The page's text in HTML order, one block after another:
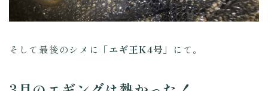
そして最後のシメに 「エギ王K4号」 にて。